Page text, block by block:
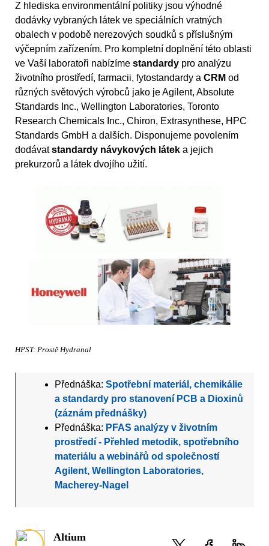
Z hlediska environmentální politiky jsou výhodné
dodávky vybraných látek ve speciálních vratných
obalech v podobě nerezových soudků s příslušným
výčepním zařízením. Pro kompletní doplnění této oblasti
ve Vaší laboratoři nabízíme standardy pro analýzu
životního prostředí, farmacii, fytostandardy a CRM od
různých světových výrobců jako je Agilent, Absolute
Standards Inc., Wellington Laboratories, Toronto
Research Chemicals Inc., Chiron, Extrasynthese, HPC
Standards GmbH a dalších. Disponujeme povolením
dodávatstandardy návykových látek a jejich
prekurzorů a látek dvojího užití.
HPST: Prostě Hydranal
Přednáška:Spotřební materiál, chemikálie
a standardy pro stanovení PCB a Dioxinů
(záznám přednášky)
Přednáška: PFAS analýzy v životním
prostředí - Přehled metodik, spotřebního
materiálu a webinářů od společností
Agilent, Wellington Laboratories,
Macherey-Nagel
Altium